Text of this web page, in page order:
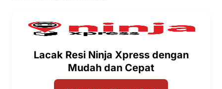
Lacak Resi Ninja Xpress dengan
Mudah dan Cepat